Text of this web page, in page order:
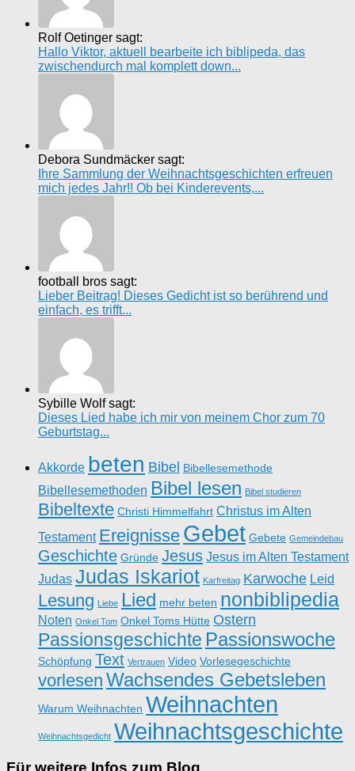
Rolf Oetinger sagt:
Hallo Viktor, aktuell bearbeite ich biblipeda, das
zwischendurch mal komplett down...
Debora Sundmäcker sagt:
Ihre Sammlung der Weihnachtsgeschichten erfreuen
mich jedes Jahr!! Ob bei Kinderevents,...
football bros sagt:
Lieber Beitrag! Dieses Gedicht ist so berührend und
einfach, es trifft...
Sybille Wolf sagt:
Dieses Lied habe ich mir von meinem Chor zum 70
Geburtstag...
Akkorde beten Bibel Bibellesemethode
Bibellesemethoden Bibel lesen Bibel studieren
Bibeltexte Christi Himmelfahrt Christus im Alten
Testament Ereignisse Gebet Gebete Gemeindebau
Geschichte Gründe Jesus Jesus im Alten Testament
Judas Judas Iskariot Karfreitag Karwoche Leid
Lesung Liebe Lied mehr beten nonbiblipedia
Noten Onkel Tom Onkel Toms Hütte Ostern
Passionsgeschichte Passionswoche
Schöpfung Text Vertrauen Video Vorlesegeschichte
vorlesen Wachsendes Gebetsleben
Warum Weihnachten Weihnachten
Weihnachtsgedicht Weihnachtsgeschichte